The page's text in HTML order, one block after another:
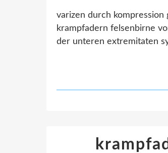
varizen durch
krampfadern felsenbirne
der unteren extremitaten